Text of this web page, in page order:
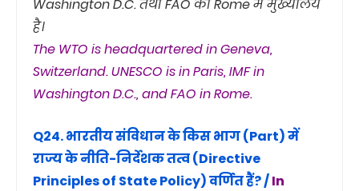
Washington D.C. तथा FAO का Rome में मुख्यालय
है।
The WTO is headquartered in Geneva,
Switzerland. UNESCO is in Paris, IMF in
Washington D.C., and FAO in Rome.
Q24. भारतीय संविधान के किस भाग (Part) में
राज्य के नीति-निर्देशक तत्व (Directive
Principles of State Policy) वर्णित हैं? /In